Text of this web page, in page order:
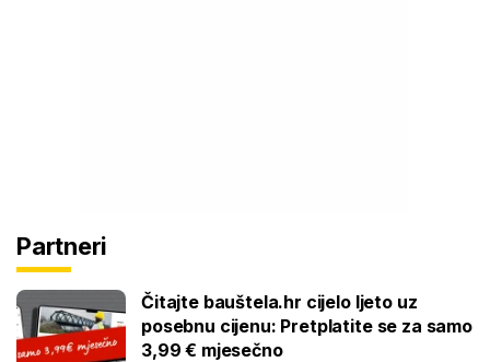
Partneri
Čitajte bauštela.hr cijelo ljeto uz
posebnu cijenu: Pretplatite se za samo
3,99 € mjesečno